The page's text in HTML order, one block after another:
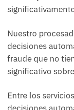
Nuestro
decisiones
fraude que no
significativo
Entre los